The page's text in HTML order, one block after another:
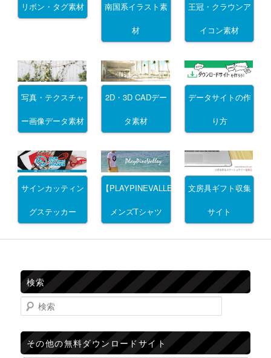
リボン・タグ素材 南国系イラスト素
材
王冠・クラウンア
イコン素材
写真・テクスチャ
ー画像データ素材
2D・3D CADデー
タ素材
データサイトの作
り方
サインカッティン
グステッカー
【PLAYPINEVALLEY】
メンズTシャツ
文房具ギフト収集
サイト
検索
検索
その他の無料ダウンロードサイト